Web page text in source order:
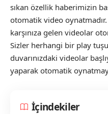
sıkan özellik haberimizin
otomatik video
karşınıza gelen videolar
Sizler herhangi bir play
duvarınızdaki videolar
yaparak otomatik
İçindekiler